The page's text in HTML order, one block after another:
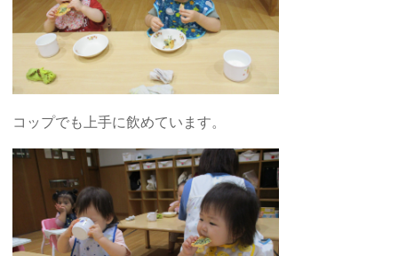
コップでも上手に飲めています。